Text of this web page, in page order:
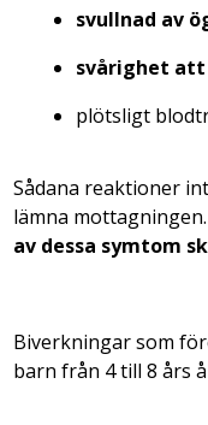
svullnad av
svårighet att
plötsligt
Sådana reaktioner
lämna mottagningen.
av dessa symtom
Biverkningar som
barn från 4 till 8 års